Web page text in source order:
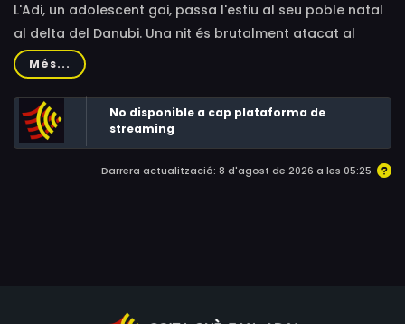
Costel Zamfir, Catinca Hantiu, Visarion Udatu, Oana
Matei, Serbanescu Florin, Laurentiu Bãnescu, Ana Novic,
Bianca Anastasiu, Sorin Manea, Robi Urs, Oana
Draghicioiu, Silvia Matei
L'Adi, un adolescent gai, passa l'estiu al seu poble natal
al delta del Danubi. Una nit és brutalment atacat al
carrer, i l'endemà el seu món es capgira. Els seus pares
ja no el miren com ho feien, i l'aparent tranquil·litat del
poble comença a trencar-se.
Més...
No disponible a cap plataforma de
streaming
Darrera actualització: 8 d'agost de 2026 a les 05:25